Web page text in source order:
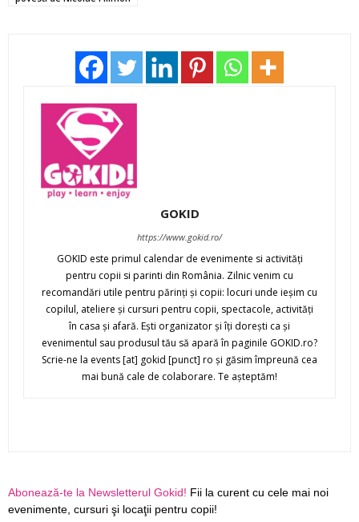
GOKID
https://www.gokid.ro/
GOKID este primul calendar de evenimente si activităţi
pentru copii si parinti din România. Zilnic venim cu
recomandări utile pentru părinţi şi copii: locuri unde ieşim cu
copilul, ateliere şi cursuri pentru copii, spectacole, activităţi
în casa şi afară. Eşti organizator şi îţi doreşti ca şi
evenimentul sau produsul tău să apară în paginile GOKID.ro?
Scrie-ne la events [at] gokid [punct] ro şi găsim împreună cea
mai bună cale de colaborare. Te aşteptăm!
Abonează-te la Newsletterul Gokid! Fii la curent cu cele mai noi
evenimente, cursuri şi locaţii pentru copii!